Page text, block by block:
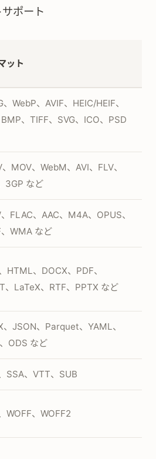
ポート
ット
WebP、AVIF、HEIC/HEIF、
、TIFF、SVG、ICO、PSD
MOV、WebM、AVI、FLV、
3GP など
FLAC、AAC、M4A、OPUS、
WMA など
HTML、DOCX、PDF、
、LaTeX、RTF、PPTX など
、JSON、Parquet、YAML、
ODS など
SSA、VTT、SUB
WOFF、WOFF2